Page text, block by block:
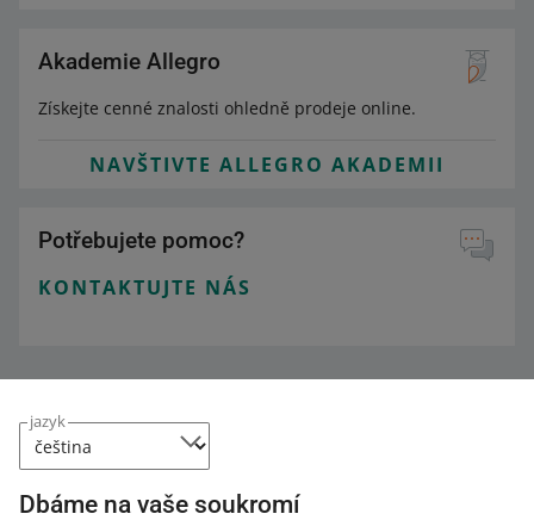
jazyk
Dbáme na vaše soukromí
Akademie Allegro
Získejte cenné znalosti ohledně prodeje online.
NAVŠTIVTE ALLEGRO AKADEMII
Potřebujete pomoc?
KONTAKTUJTE NÁS